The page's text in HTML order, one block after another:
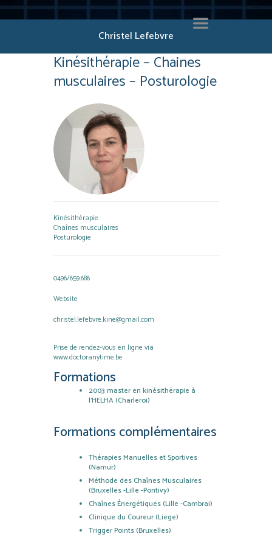
Christel Lefebvre
Kinésithérapie – Chaines
musculaires – Posturologie
Kinésithérapie
Chaînes musculaires
Posturologie
0496/659.686
Website
christel.lefebvre.kine@gmail.com
Prise de rendez-vous en ligne via
www.doctoranytime.be
Formations
2003 master en kinésithérapie à
l’HELHA (Charleroi)
Formations complémentaires
Thérapies Manuelles et Sportives
(Namur)
Méthode des Chaînes Musculaires
(Bruxelles -Lille -Pontivy)
Chaînes Énergétiques (Lille -Cambrai)
Clinique du Coureur (Liege)
Trigger Points (Bruxelles)